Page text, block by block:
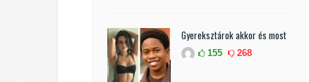
Gyereksztárok akkor és most
155 268